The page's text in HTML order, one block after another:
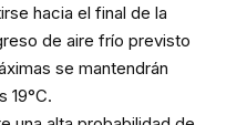
hacia el final de la
de aire frío previsto
se mantendrán
19°C.